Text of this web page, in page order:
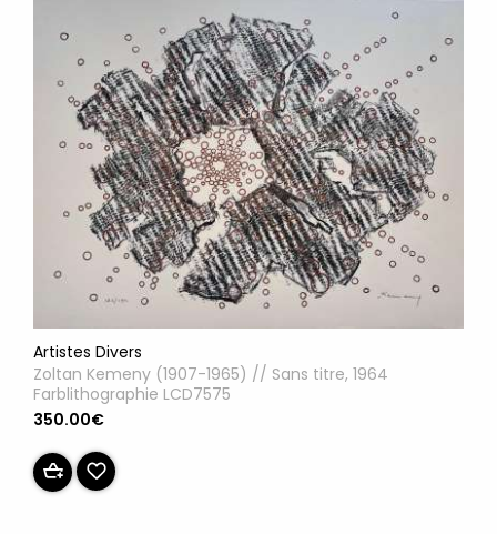
Artistes Divers
Zoltan Kemeny (1907-1965) // Sans titre, 1964
Farblithographie LCD7575
350.00€